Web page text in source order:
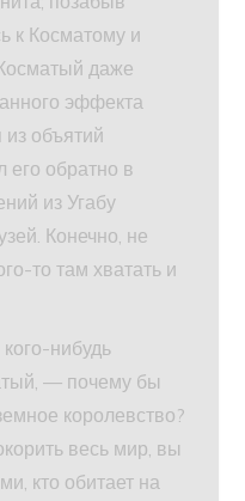
к Косматому и
даже
эффекта
объятий
его обратно в
из Угабу
Конечно, не
то там хватать и
нибудь
— почему бы
королевство?
весь мир, вы
кто обитает на